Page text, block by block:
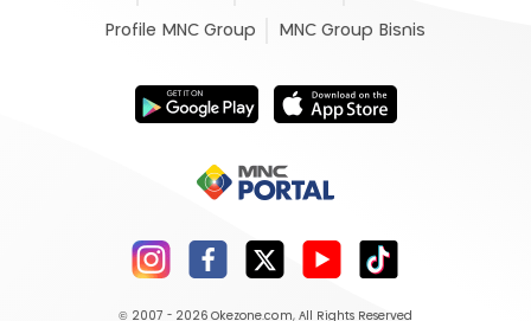
Profile MNC Group MNC Group Bisnis
© 2007 - 2026 Okezone.com, All Rights Reserved